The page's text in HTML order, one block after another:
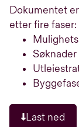
Dokumentet
etter fire faser:
Last ned